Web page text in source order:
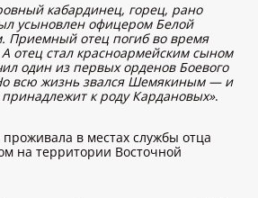
кабардинец, горец, рано
усыновлен офицером Белой
Приемный отец погиб во время
отец стал красноармейским сыном
один из первых орденов Боевого
всю жизнь звался Шемякиным — и
принадлежит к роду Кардановых».
в местах службы отца
на территории Восточной